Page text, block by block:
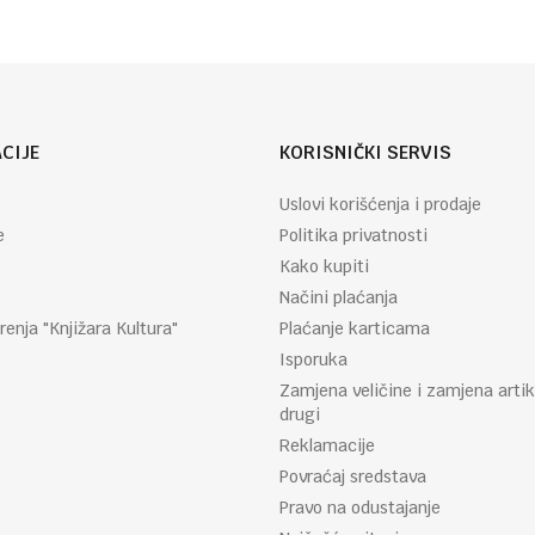
"Knjižara Kultura"
KORISNIČKI SERVIS
Uslovi korišćenja i prodaje
Politika privatnosti
Kako kupiti
Načini plaćanja
Plaćanje karticama
Isporuka
Zamjena veličine i zamjena
drugi
Reklamacije
Povraćaj sredstava
Pravo na odustajanje